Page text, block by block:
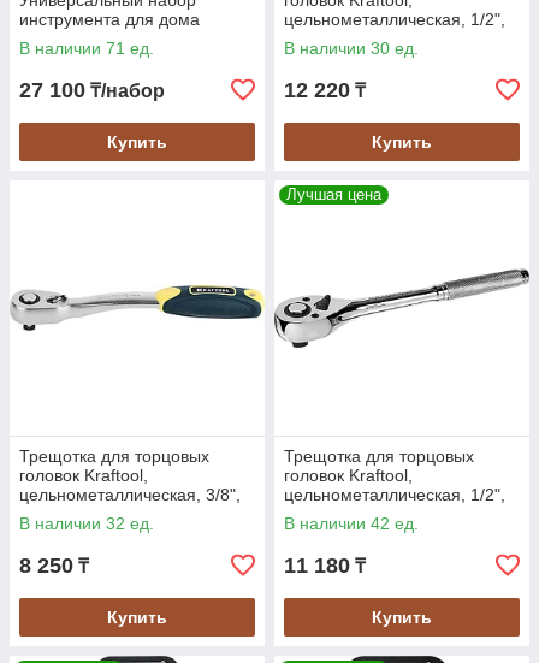
инструмента для дома
(22055-H67)
В наличии 71 ед.
27 100 ₸/набор
Купить
цельнометаллическая, 1/2",
72 зубца, Cr-V сталь (27796-
1/2_z02)
В наличии 30 ед.
12 220 ₸
Купить
Трещотка для торцовых
головок Kraftool,
цельнометаллическая, 3/8",
72 зубца, Cr-V сталь (27795-
3/8_z02)
В наличии 32 ед.
8 250 ₸
Купить
Лучшая цена
Трещотка для торцовых
головок Kraftool,
цельнометаллическая, 1/2",
72 зубца, Cr-V сталь (27793-
1/2_z02)
В наличии 42 ед.
11 180 ₸
Купить